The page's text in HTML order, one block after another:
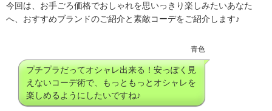
今回は、お手ごろ価格でおしゃれを思いっきり楽しみたいあなた
へ、おすすめブランドのご紹介と素敵コーデをご紹介します♪
青色
プチプラだってオシャレ出来る！安っぽく見
えないコーデ術で、もっともっとオシャレを
楽しめるようにしたいですね♪